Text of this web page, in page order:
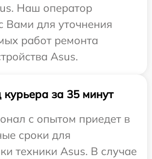
Наш оператор
Вами для уточнения
работ ремонта
Asus.
за 35 минут
с опытом приедет в
сроки для
техники Asus. В случае